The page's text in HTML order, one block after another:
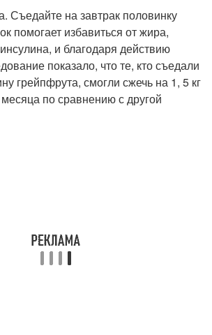
Съедайте на завтрак половинку
помогает избавиться от жира,
и благодаря действию
показало, что те, кто съедали
грейпфрута, смогли сжечь на 1, 5 кг
по сравнению с другой